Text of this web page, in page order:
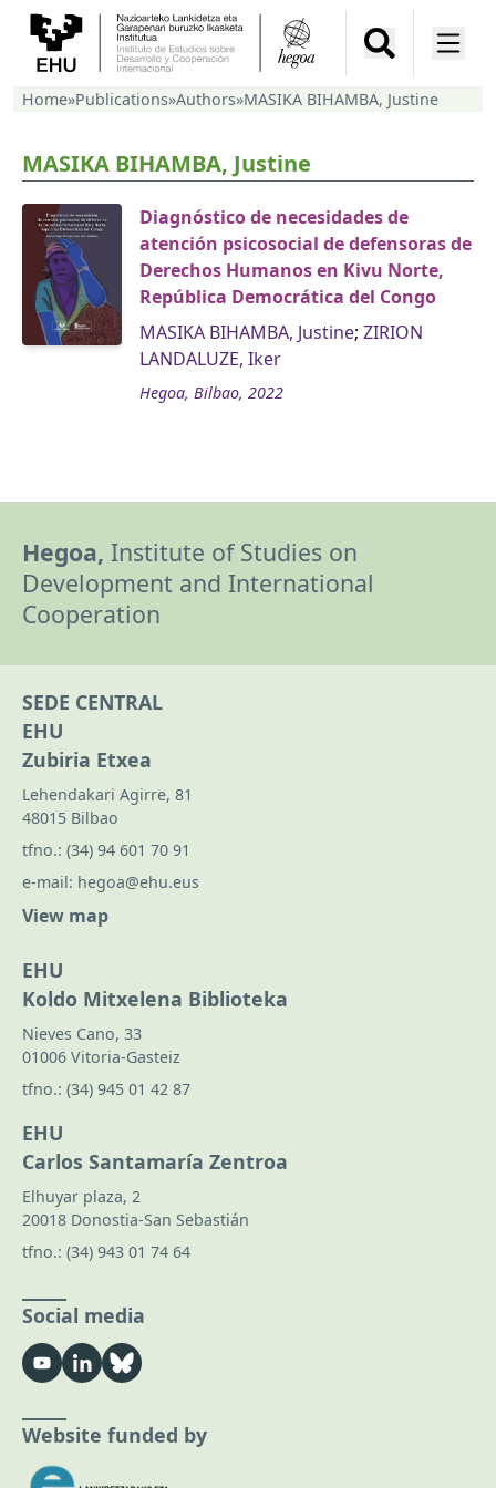
Home»Publications»Authors»MASIKA BIHAMBA, Justine
MASIKA BIHAMBA, Justine
Diagnóstico de necesidades de
atención psicosocial de defensoras de
Derechos Humanos en Kivu Norte,
República Democrática del Congo
MASIKA BIHAMBA, Justine; ZIRION
LANDALUZE, Iker
Hegoa, Bilbao, 2022
Hegoa, Institute of Studies on
Development and International
Cooperation
SEDE CENTRAL
EHU
Zubiria Etxea
Lehendakari Agirre, 81
48015 Bilbao
tfno.: (34) 94 601 70 91
e-mail: hegoa@ehu.eus
View map
EHU
Koldo Mitxelena Biblioteka
Nieves Cano, 33
01006 Vitoria-Gasteiz
tfno.: (34) 945 01 42 87
EHU
Carlos Santamaría Zentroa
Elhuyar plaza, 2
20018 Donostia-San Sebastián
tfno.: (34) 943 01 74 64
Social media
Website funded by